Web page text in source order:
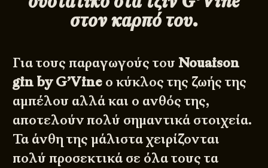
στον καρπό του.
Για τους παραγωγούς του Nouaison
gin by G’Vine ο κύκλος της ζωής της
αμπέλου αλλά και ο ανθός της,
αποτελούν πολύ σημαντικά στοιχεία.
Τα άνθη της μάλιστα χειρίζονται
πολύ προσεκτικά σε όλα τους τα